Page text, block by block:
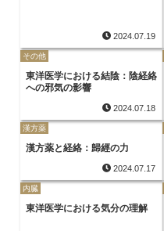
2024.07.19
その他
東洋医学における結陰：陰経絡
への邪気の影響
2024.07.18
漢方薬
漢方薬と経絡：歸經の力
2024.07.17
内臓
東洋医学における気分の理解